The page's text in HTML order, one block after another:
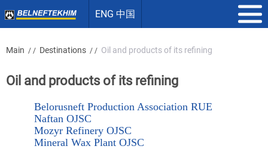
ENG 中国
Main / / Destinations / / Oil and products of its refining
Oil and products of its refining
Belorusneft Production Association RUE
Naftan OJSC
Mozyr Refinery OJSC
Mineral Wax Plant OJSC